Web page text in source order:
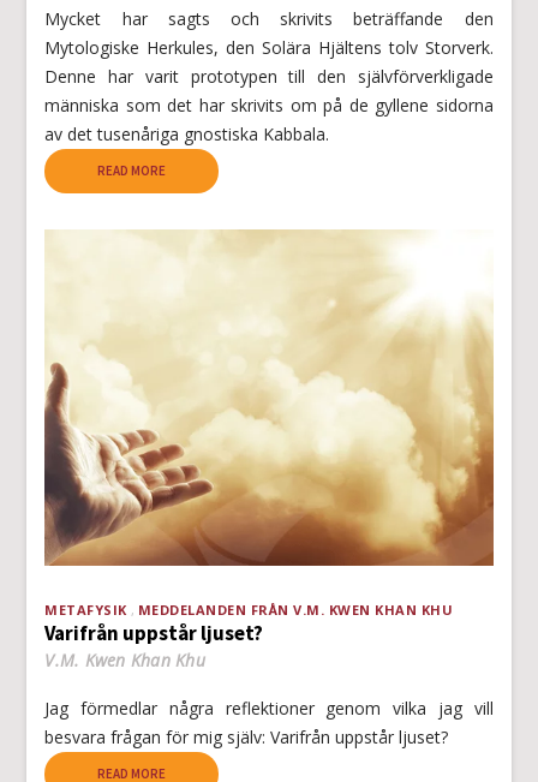
Mycket har sagts och skrivits beträffande den
Mytologiske Herkules, den Solära Hjältens tolv Storverk.
Denne har varit prototypen till den självförverkligade
människa som det har skrivits om på de gyllene sidorna
av det tusenåriga gnostiska Kabbala.
READ MORE
METAFYSIK MEDDELANDEN FRÅN V.M. KWEN KHAN KHU
Varifrån uppstår ljuset?
V.M. Kwen Khan Khu
Jag förmedlar några reflektioner genom vilka jag vill
besvara frågan för mig själv: Varifrån uppstår ljuset?
READ MORE